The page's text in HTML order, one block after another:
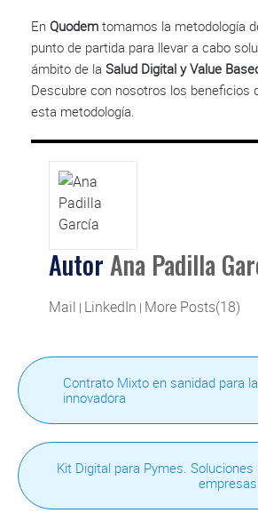
En Quodem tomamos la metodología
punto de partida para llevar a cabo
ámbito de la Salud Digital y Value
Descubre con nosotros los beneficios
esta metodología.
Autor Ana Padilla
Mail | LinkedIn | More Posts(18)
Contrato Mixto en sanidad para
innovadora
Kit Digital para Pymes.